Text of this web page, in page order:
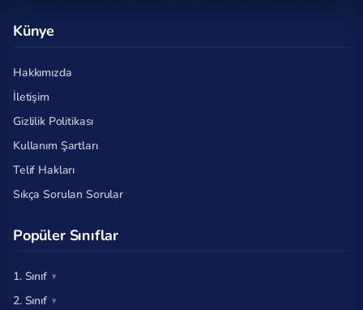
Künye
Hakkımızda
İletişim
Gizlilik Politikası
Kullanım Şartları
Telif Hakları
Sıkça Sorulan Sorular
Popüler Sınıflar
1. Sınıf
2. Sınıf